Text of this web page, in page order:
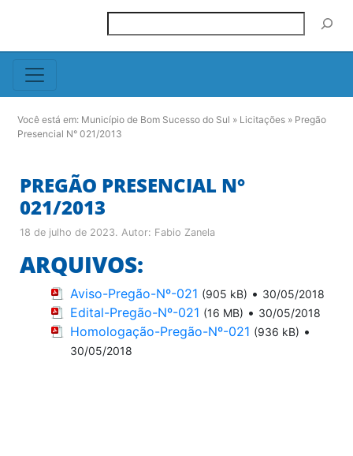
Você está em: Município de Bom Sucesso do Sul » Licitações » Pregão
Presencial N° 021/2013
PREGÃO PRESENCIAL N°
021/2013
18 de julho de 2023. Autor: Fabio Zanela
ARQUIVOS:
Aviso-Pregão-Nº-021 (905 kB) • 30/05/2018
Edital-Pregão-Nº-021 (16 MB) • 30/05/2018
Homologação-Pregão-Nº-021 (936 kB) •
30/05/2018